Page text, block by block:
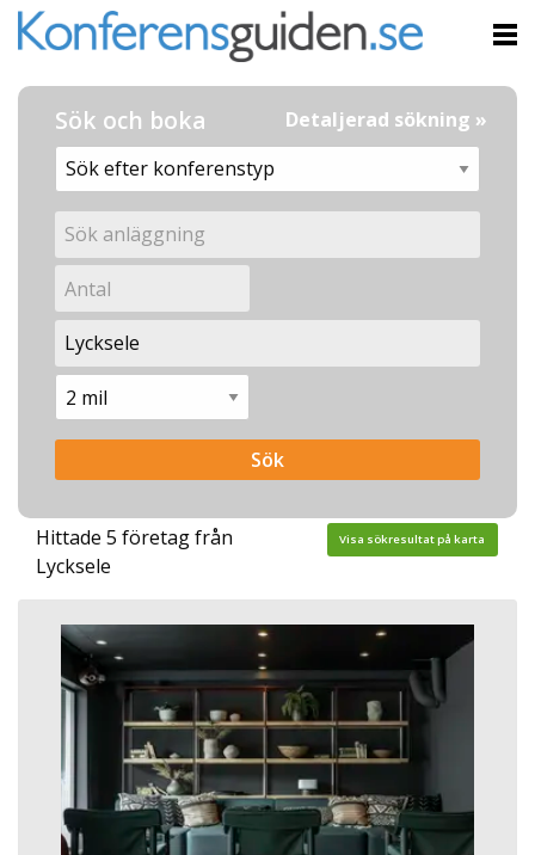
Sök och boka Detaljerad sökning »
Hittade 5 företag från
Lycksele
Visa sökresultat på karta